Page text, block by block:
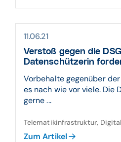
11.06.21
Verstoß gegen die
Datenschützerin
Vorbehalte gegenüber
es nach wie vor viele. Die
gerne ...
Telematikinfrastruktur,
Zum Artikel